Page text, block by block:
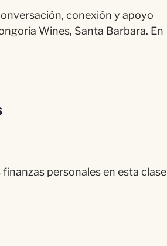
conexión y apoyo
Wines, Santa Barbara. En
personales en esta clase